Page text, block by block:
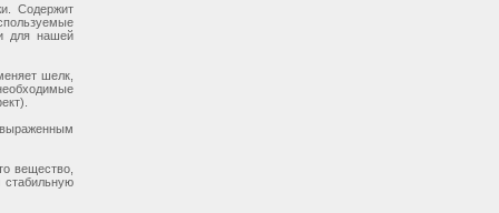
Содержит
для нашей
шелк,
вещество,
стабильную